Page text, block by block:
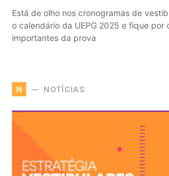
Está de olho nos cronogramas de
o calendário da UEPG 2025 e fique por
importantes da prova
N NOTÍCIAS